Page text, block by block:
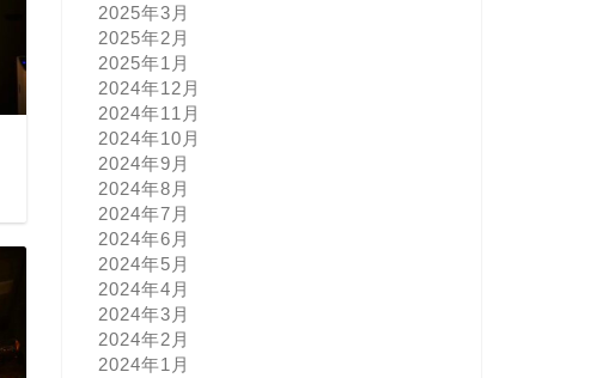
2025年3月
2025年2月
2025年1月
2024年12月
2024年11月
2024年10月
2024年9月
2024年8月
2024年7月
2024年6月
2024年5月
2024年4月
2024年3月
2024年2月
2024年1月